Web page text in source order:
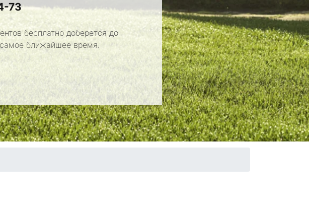
73
бесплатно доберется до
самое ближайшее время.